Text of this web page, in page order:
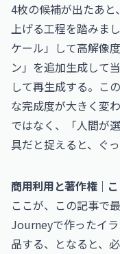
4枚の候補が出たあ
上げる工程を踏みま
ケール」して高解像
ン」を追加生成して
して再生成する。こ
な完成度が大きく変
ではなく、「人間が
具だと捉えると、ぐ
商用利用と著作権｜
ここが、この記事で
Journeyで作ったイ
品する、となると、